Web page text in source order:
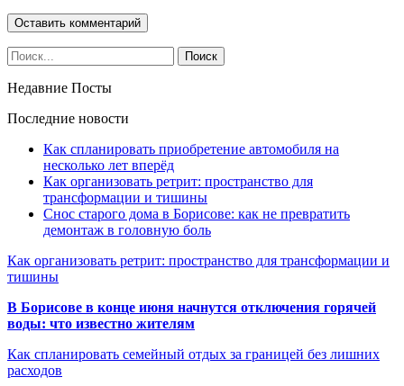
Недавние Посты
Последние новости
Как спланировать приобретение автомобиля на
несколько лет вперёд
Как организовать ретрит: пространство для
трансформации и тишины
Снос старого дома в Борисове: как не превратить
демонтаж в головную боль
Как организовать ретрит: пространство для трансформации и
тишины
В Борисове в конце июня начнутся отключения горячей
воды: что известно жителям
Как спланировать семейный отдых за границей без лишних
расходов